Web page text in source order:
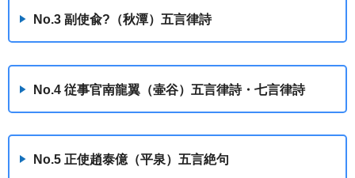
No.3 副使兪?（秋潭）五言律詩
No.4 従事官南龍翼（壷谷）五言律詩・七言律詩
No.5 正使趙泰億（平泉）五言絶句